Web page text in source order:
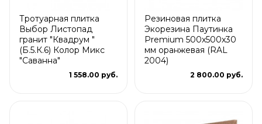
Тротуарная плитка
Выбор Листопад
гранит "Квадрум "
(Б.5.К.6) Колор Микс
"Саванна"
1 558.00 руб.
Резиновая плитка
Экорезина Паутинка
Premium 500x500x30
мм оранжевая (RAL
2004)
2 800.00 руб.